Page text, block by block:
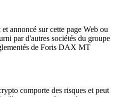
annoncé sur cette page Web ou
par d'autres sociétés du groupe
de Foris DAX MT
comporte des risques et peut